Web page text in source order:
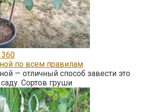
по всем правилам
— отличный способ завести это
Сортов груши